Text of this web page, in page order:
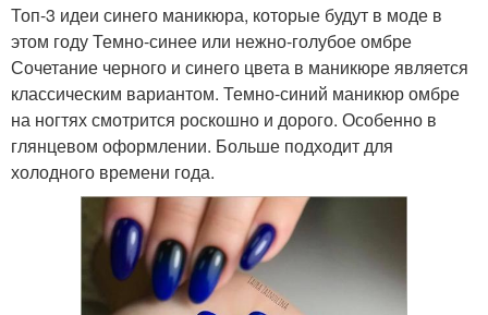
Топ-3 идеи синего маникюра, которые будут в моде в
этом году Темно-синее или нежно-голубое омбре
Сочетание черного и синего цвета в маникюре является
классическим вариантом. Темно-синий маникюр омбре
на ногтях смотрится роскошно и дорого. Особенно в
глянцевом оформлении. Больше подходит для
холодного времени года.